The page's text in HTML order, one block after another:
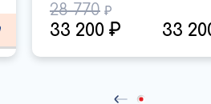
28 770
33 200 33